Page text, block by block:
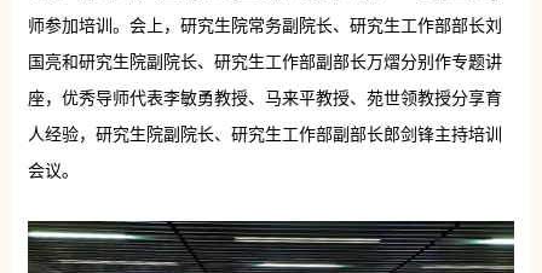
师参加培训。会上，研究生院常务副院长、研究生工作部部长刘
国亮和研究生院副院长、研究生工作部副部长万熠分别作专题讲
座，优秀导师代表李敏勇教授、马来平教授、苑世领教授分享育
人经验，研究生院副院长、研究生工作部副部长郎剑锋主持培训
会议。